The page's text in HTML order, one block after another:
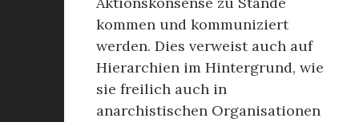
kommen und kommuniziert
werden. Dies verweist auch auf
Hierarchien im Hintergrund, wie
sie freilich auch in
anarchistischen Organisationen